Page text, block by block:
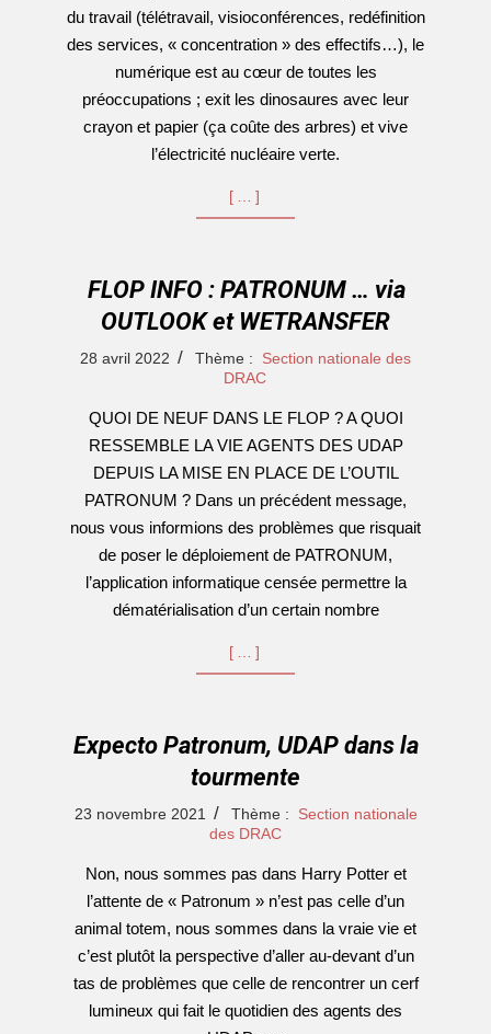
du travail (télétravail, visioconférences, redéfinition
des services, « concentration » des effectifs…), le
numérique est au cœur de toutes les
préoccupations ; exit les dinosaures avec leur
crayon et papier (ça coûte des arbres) et vive
l’électricité nucléaire verte.
[…]
FLOP INFO : PATRONUM … via
OUTLOOK et WETRANSFER
2022-
28 avril 2022 Thème :
Section nationale des
DRAC
QUOI DE NEUF DANS LE FLOP ? A QUOI
RESSEMBLE LA VIE AGENTS DES UDAP
DEPUIS LA MISE EN PLACE DE L’OUTIL
PATRONUM ? Dans un précédent message,
nous vous informions des problèmes que risquait
de poser le déploiement de PATRONUM,
l’application informatique censée permettre la
dématérialisation d’un certain nombre
[…]
Expecto Patronum, UDAP dans la
tourmente
2021-
23 novembre 2021 Thème :
Section nationale
des DRAC
Non, nous sommes pas dans Harry Potter et
l’attente de « Patronum » n’est pas celle d’un
animal totem, nous sommes dans la vraie vie et
c’est plutôt la perspective d’aller au-devant d’un
tas de problèmes que celle de rencontrer un cerf
lumineux qui fait le quotidien des agents des